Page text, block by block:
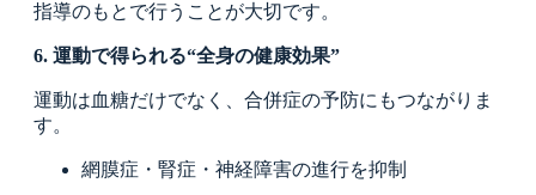
指導のもとで行うことが大切です。
6. 運動で得られる“全身の健康効果”
運動は血糖だけでなく、合併症の予防にもつながりま
す。
網膜症・腎症・神経障害の進行を抑制